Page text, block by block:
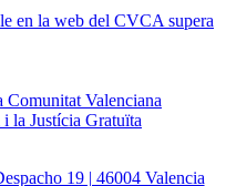
en la web del CVCA supera
Comunitat Valenciana
la Justícia Gratuïta
19 | 46004 Valencia